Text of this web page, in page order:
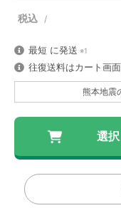
最短 に発送 ※1
往復送料はカート画
熊本地震